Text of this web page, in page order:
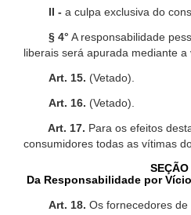
II - a culpa exclusiva do
§ 4° A responsabilidade
liberais será apurada mediante a
Art. 15. (Vetado).
Art. 16. (Vetado).
Art. 17. Para os efeitos
consumidores todas as vítimas
SEÇÃO
Da Responsabilidade por
Art. 18. Os fornecedores